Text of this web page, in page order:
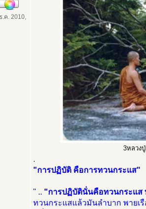
.ค. 2010,
3หลวง
.
"การปฏิบัติ คือการทวนกระแส"
" .. "การปฏิบัตินั่นคือทวนกระแส
ทวนกระแสแล้วมันลำบาก พายเ